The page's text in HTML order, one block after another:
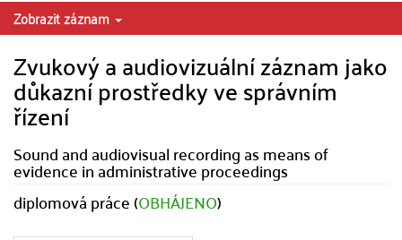
Zobrazit záznam
Zvukový a audiovizuální záznam jako
důkazní prostředky ve správním
řízení
Sound and audiovisual recording as means of
evidence in administrative proceedings
diplomová práce (OBHÁJENO)